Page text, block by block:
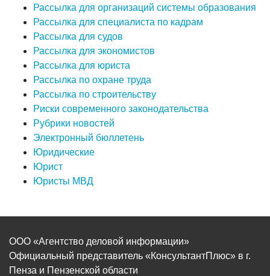
Рассылка для организаций системы образования
Рассылка для специалиста по кадрам
Рассылка для судов
Рассылка для экономистов
Рассылка для юриста
Рассылка по охране труда
Рассылка по строительству
Риски современного законодательства
Рубрики новостей
Электронный бюллетень
Юридические
Юрист
Юристы МВД
ООО «Агентство деловой информации»
Официальный представитель «КонсультантПлюс» в г.
Пенза и Пензенской области